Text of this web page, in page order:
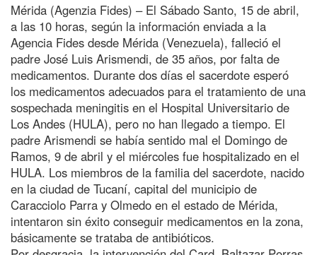
Mérida (Agenzia Fides) – El Sábado Santo, 15 de abril,
a las 10 horas, según la información enviada a la
Agencia Fides desde Mérida (Venezuela), falleció el
padre José Luis Arismendi, de 35 años, por falta de
medicamentos. Durante dos días el sacerdote esperó
los medicamentos adecuados para el tratamiento de una
sospechada meningitis en el Hospital Universitario de
Los Andes (HULA), pero no han llegado a tiempo. El
padre Arismendi se había sentido mal el Domingo de
Ramos, 9 de abril y el miércoles fue hospitalizado en el
HULA. Los miembros de la familia del sacerdote, nacido
en la ciudad de Tucaní, capital del municipio de
Caracciolo Parra y Olmedo en el estado de Mérida,
intentaron sin éxito conseguir medicamentos en la zona,
básicamente se trataba de antibióticos.